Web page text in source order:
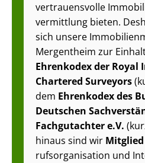
vertrauensvolle
vermittlung bieten.
sich unsere
Mergentheim zur
Ehrenkodex der
Chartered Surveyors
dem Ehrenkodex des
Deutschen
Fachgutachter e.V.
hinaus sind wir Mitglied
rufs­or­ga­ni­sa­ti­on und